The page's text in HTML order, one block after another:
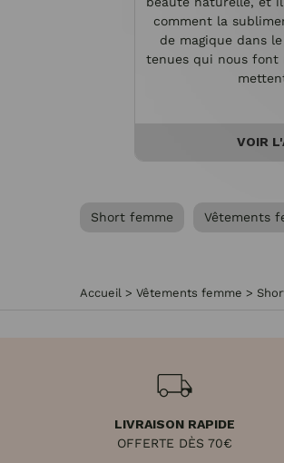
comment la
de magique dans
tenues qui nous font
VOIR
Short femme Vêtements
Accueil > Vêtements femme >
LIVRAISON RAPIDE
OFFERTE DÈS 70€